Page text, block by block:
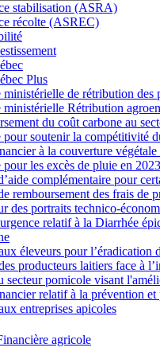
stabilisation (ASRA)
récolte (ASREC)
Plus
de rétribution des
Rétribution
du coût carbone au
soutenir la compétitivité
à la couverture végétale
les excès de pluie en 2023
complémentaire pour
remboursement des frais de
des portraits technico-
relatif à la Diarrhée
éleveurs pour l’éradication
producteurs laitiers face à
secteur pomicole visant
relatif à la prévention et
entreprises apicoles
agricole